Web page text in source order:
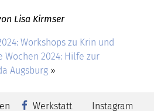
Lisa Kirmser
Workshops zu Krin und
Wochen 2024: Hilfe zur
Augsburg »
Werkstatt Instagram